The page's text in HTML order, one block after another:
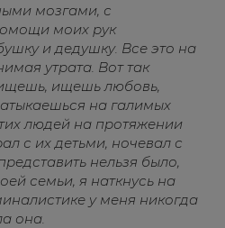
мозгами, с
моих рук
и дедушку. Все это на
утрата. Вот так
ищешь любовь,
на галимых
людей на протяжении
с их детьми, ночевал с
нельзя было,
семьи, я наткнусь на
у меня никогда
она.